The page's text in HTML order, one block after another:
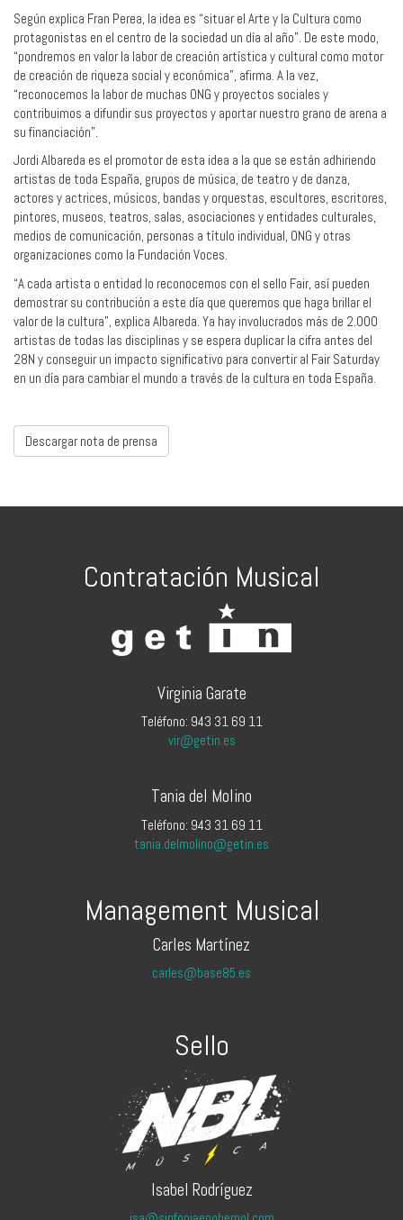
Según explica Fran Perea, la idea es “situar el Arte y la Cultura como
protagonistas en el centro de la sociedad un día al año”. De este modo,
“pondremos en valor la labor de creación artística y cultural como motor
de creación de riqueza social y económica”, afirma. A la vez,
“reconocemos la labor de muchas ONG y proyectos sociales y
contribuimos a difundir sus proyectos y aportar nuestro grano de arena a
su financiación”.
Jordi Albareda es el promotor de esta idea a la que se están adhiriendo
artistas de toda España, grupos de música, de teatro y de danza,
actores y actrices, músicos, bandas y orquestas, escultores, escritores,
pintores, museos, teatros, salas, asociaciones y entidades culturales,
medios de comunicación, personas a título individual, ONG y otras
organizaciones como la Fundación Voces.
“A cada artista o entidad lo reconocemos con el sello Fair, así pueden
demostrar su contribución a este día que queremos que haga brillar el
valor de la cultura”, explica Albareda. Ya hay involucrados más de 2.000
artistas de todas las disciplinas y se espera duplicar la cifra antes del
28N y conseguir un impacto significativo para convertir al Fair Saturday
en un día para cambiar el mundo a través de la cultura en toda España.
Descargar nota de prensa
Contratación Musical
Virginia Garate
Teléfono: 943 31 69 11
vir@getin.es
Tania del Molino
Teléfono: 943 31 69 11
tania.delmolino@getin.es
Management Musical
Carles Martínez
carles@base85.es
Sello
Isabel Rodríguez